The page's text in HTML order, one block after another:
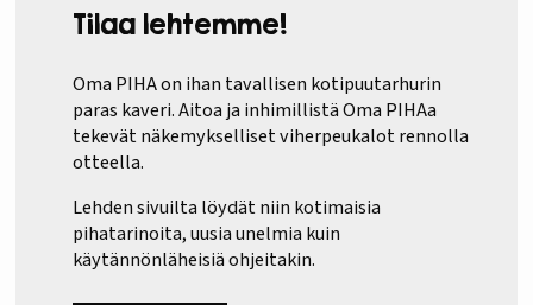
Tilaa lehtemme!
Oma PIHA on ihan tavallisen kotipuutarhurin
paras kaveri. Aitoa ja inhimillistä Oma PIHAa
tekevät näkemykselliset viherpeukalot rennolla
otteella.
Lehden sivuilta löydät niin kotimaisia
pihatarinoita, uusia unelmia kuin
käytännönläheisiä ohjeitakin.